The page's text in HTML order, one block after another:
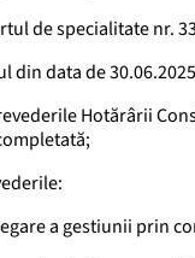
de specialitate nr.
din data de
Hotărârii
a gestiunii prin